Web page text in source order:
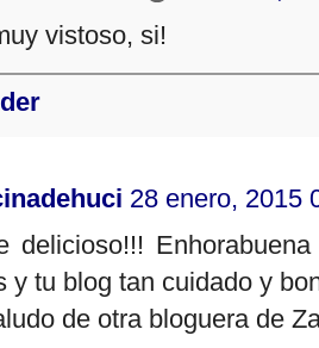
vistoso, si!
28 enero, 2015
delicioso!!!
y tu blog tan cuidado y
de otra bloguera de